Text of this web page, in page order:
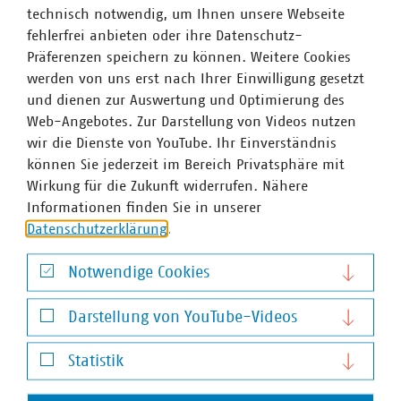
bei vermeintlich kleinen Vorfällen Kontakt mit den
Landeskriminalämtern aufzunehmen.
Kommunale Unternehmen unterliegen als Betreiber
kritischer Infrastrukturen im Bereich der IT-Sicherheit
strengen gesetzlichen Verpflichtungen. So müssen viele
größere Betriebe die Vorgaben der KRITIS-VO erfüllen. Jan
Langecker, Informationssicherheitsbeauftragter der
Stadtreinigung Hamburg erläuterte in seinem Vortrag die
konkrete IT-Sicherheitsstrategie des Unternehmens. Wie
Unternehmen aus Rückschlägen lernen können, zeigte
Enercity AG auf. Ronald Derler, Geschäftsführer des
Kompetenzzentrums digitale Wasserwirtschaft NRW zeigte
anschließend auf, wie effektiv der Zusammenschluss
vieler Unternehmen in Fragen der IT-Sicherheit sein kann
und bot die Unterstützung des bundesweit tätigen
Kompetenzzentrums an.
technisch notwendig, um Ihnen unsere Webseite
fehlerfrei anbieten oder ihre Datenschutz-
Präferenzen speichern zu können. Weitere Cookies
werden von uns erst nach Ihrer Einwilligung gesetzt
und dienen zur Auswertung und Optimierung des
Web-Angebotes. Zur Darstellung von Videos nutzen
wir die Dienste von YouTube. Ihr Einverständnis
können Sie jederzeit im Bereich Privatsphäre mit
Wirkung für die Zukunft widerrufen. Nähere
Informationen finden Sie in unserer
Datenschutzerklärung.
Notwendige Cookies
Notwendige Cookies
Darstellung von YouTube-Videos
Darstellung von YouTube-Videos
Statistik
Statistik